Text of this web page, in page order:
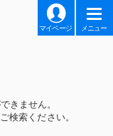
マイページ メニュー
きません。
検索ください。